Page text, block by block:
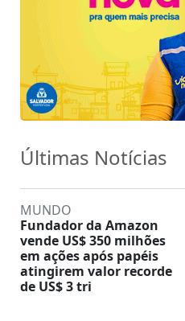
Últimas Notícias
MUNDO
Fundador da Amazon
vende US$ 350 milhões
em ações após papéis
atingirem valor recorde
de US$ 3 tri